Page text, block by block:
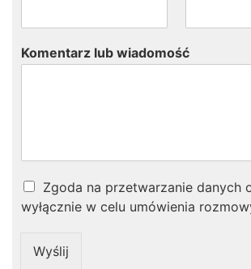
Komentarz lub wiadomość
Z
g
o
Zgoda na przetwarzanie danych
wyłącznie w celu umówienia
Wyślij